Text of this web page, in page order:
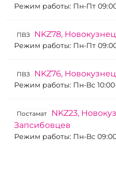
Режим работы: Пн-Пт
ПВЗ NKZ78,
Режим работы: Пн-Пт
ПВЗ NKZ76,
Режим работы: Пн-Вс
Постамат
NKZ23,
Запсибовцев
Режим работы: Пн-Вс